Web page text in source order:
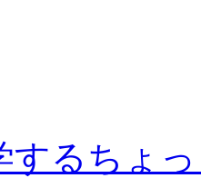
するちょ